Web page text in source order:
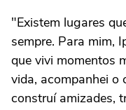
"Existem lugares
sempre. Para mim,
que vivi momentos
vida, acompanhei o
construí amizades,